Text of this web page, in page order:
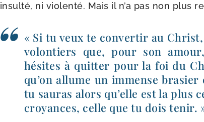
insul­té, ni vio­len­té. Mais il n’a pas non plus
« Si tu veux te conver­tir au
volon­tiers que, pour son
hésites à quit­ter pour la foi du
qu’on allume un immense
tu sau­ras alors qu’elle est la plus
croyances, celle que tu dois tenir.